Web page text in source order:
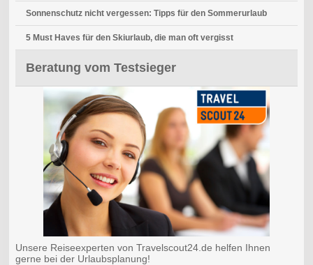
Sonnenschutz nicht vergessen: Tipps für den Sommerurlaub
5 Must Haves für den Skiurlaub, die man oft vergisst
Beratung vom Testsieger
Unsere Reiseexperten von Travelscout24.de helfen Ihnen
gerne bei der Urlaubsplanung!